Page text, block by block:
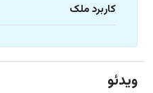
کاربرد ملک
ویدئو